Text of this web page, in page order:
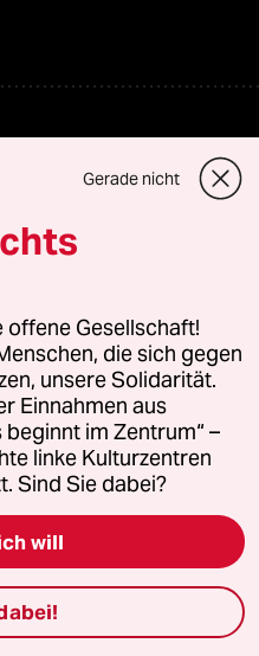
Gerade nicht
Gesellschaft!
die sich gegen
unsere Solidarität.
Einnahmen aus
im Zentrum“ –
linke Kulturzentren
Sind Sie dabei?
will